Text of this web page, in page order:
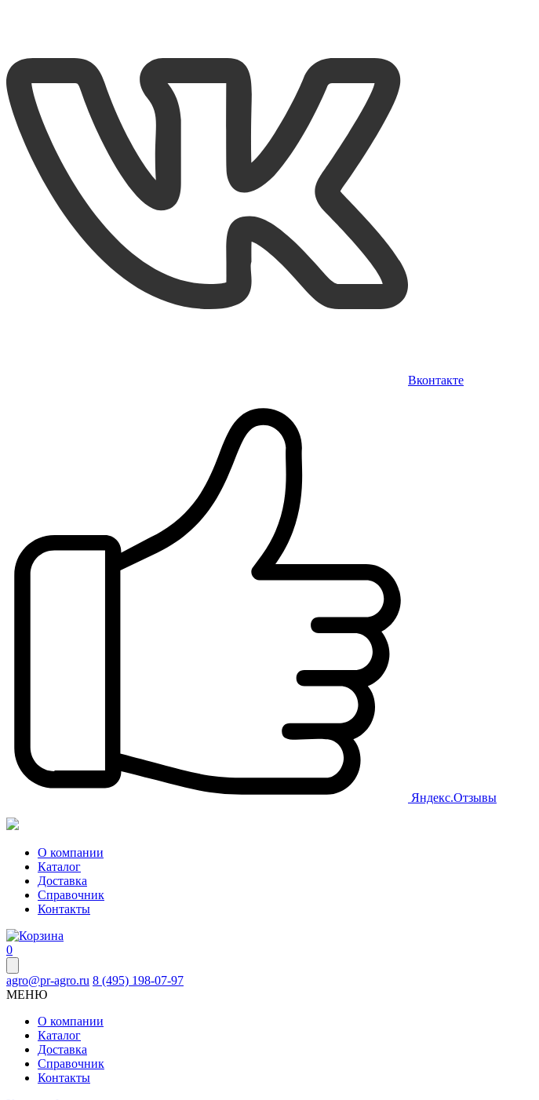
Вконтакте
Яндекс.Отзывы
О компании
Каталог
Доставка
Справочник
Контакты
0
agro@pr-agro.ru 8 (495) 198-07-97
МЕНЮ
О компании
Каталог
Доставка
Справочник
Контакты